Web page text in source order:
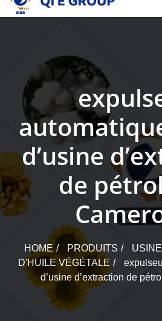
content
d’usine
de
HOME PRODUITS
D'HUILE VÉGÉTALE
d’usine d’extraction de